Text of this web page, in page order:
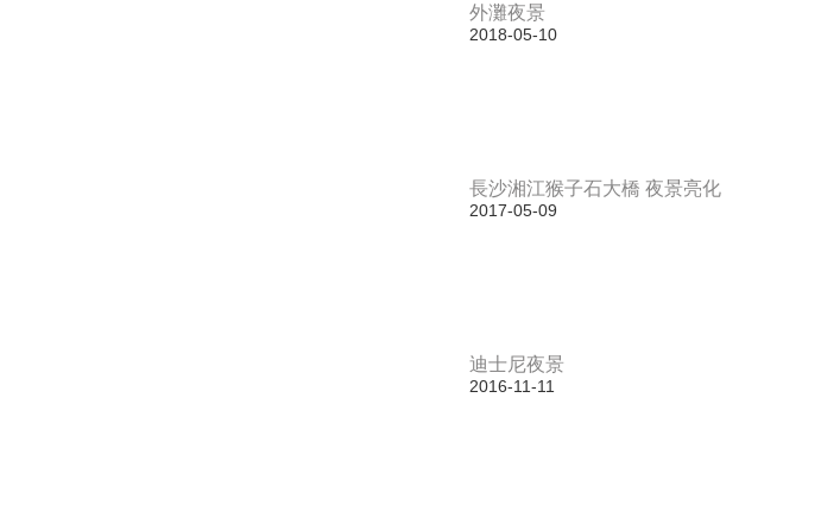
外灘夜景
2018-05-10
長沙湘江猴子石大橋 夜景亮化
2017-05-09
迪士尼夜景
2016-11-11